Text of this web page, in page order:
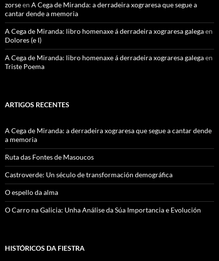
zorseen A Cega de Miranda: a derradeira xograresa que segue a
cantar dende a memoria
A Cega de Miranda: libro homenaxe á derradeira xograresa galegaen
Dolores (e I)
A Cega de Miranda: libro homenaxe á derradeira xograresa galegaen
Triste Poema
ARTIGOS RECENTES
A Cega de Miranda: a derradeira xograresa que segue a cantar dende
a memoria
Ruta das Fontes de Masoucos
Castroverde: Un século de transformación demográfica
O espello da alma
O Carro na Galicia: Unha Análise da Súa Importancia e Evolución
HISTÓRICOS DA FIESTRA